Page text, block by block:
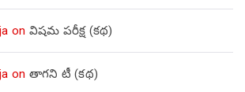
on విషమ పరీక్ష (క‌థ‌)
on తాగని టీ (కథ)